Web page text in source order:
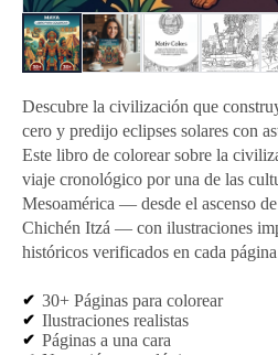
Descubre la civilización que
cero y predijo eclipses solares con
Este libro de colorear sobre la
viaje cronológico por una de las
Mesoamérica — desde el ascenso
Chichén Itzá — con ilustraciones
históricos verificados en cada
30+ Páginas para colorear
Ilustraciones realistas
Páginas a una cara